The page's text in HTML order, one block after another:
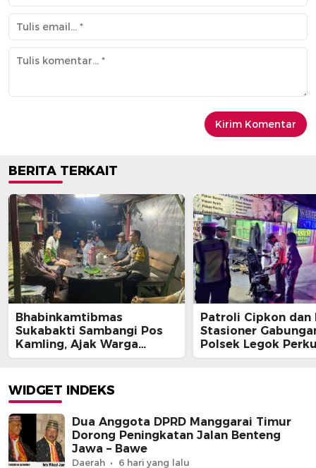
BERITA TERKAIT
Bhabinkamtibmas
Sukabakti Sambangi Pos
Kamling, Ajak Warga
Tingkatkan Keamanan
Program Jaga Jakarta+
Patroli Cipkon dan
Stasioner
Polsek Legok
Keamanan Wilayah
WIDGET INDEKS
Dua Anggota DPRD Manggarai Timur
Dorong Peningkatan Jalan Benteng
Jawa – Bawe
Daerah 6 hari yang lalu